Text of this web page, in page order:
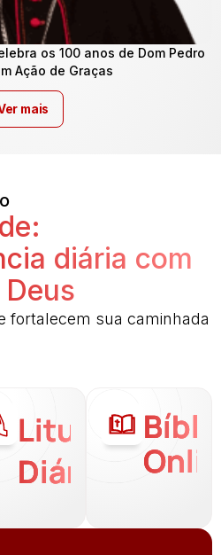
os 100 anos de Dom Pedro
Ação de Graças
mais
diária com
fortalecem sua caminhada
Liturgia
Diária